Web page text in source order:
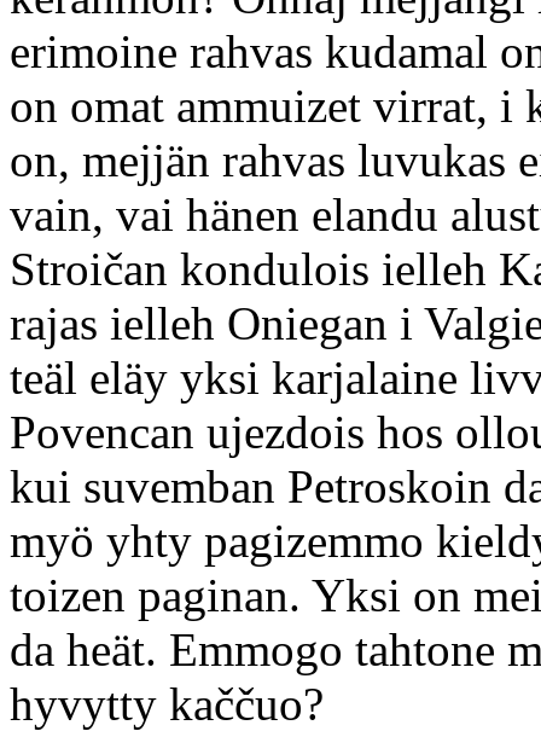
erimoine rahvas kudamal
on omat ammuizet virrat, i
on, mejjän rahvas luvukas
vain, vai hänen elandu
Stroičan kondulois ielleh
rajas ielleh Oniegan i
teäl eläy yksi karjalaine
Povencan ujezdois hos
kui suvemban Petroskoin
myö yhty pagizemmo
toizen paginan. Yksi on
da heät. Emmogo tahtone
hyvytty kaččuo?